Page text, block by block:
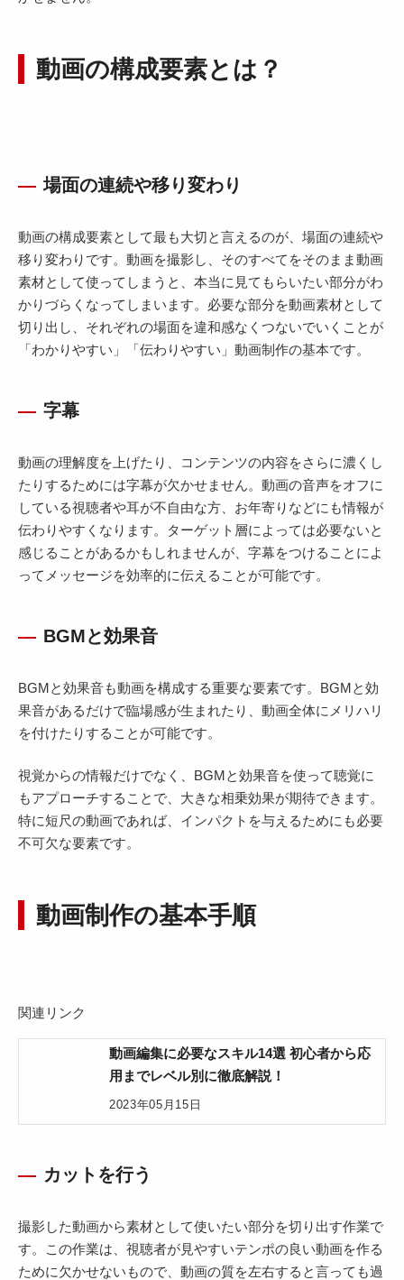
動画の構成要素とは？
場面の連続や移り変わり
動画の構成要素として最も大切と言えるのが、場面の連続や
移り変わりです。動画を撮影し、そのすべてをそのまま動画
素材として使ってしまうと、本当に見てもらいたい部分がわ
かりづらくなってしまいます。必要な部分を動画素材として
切り出し、それぞれの場面を違和感なくつないでいくことが
「わかりやすい」「伝わりやすい」動画制作の基本です。
字幕
動画の理解度を上げたり、コンテンツの内容をさらに濃くし
たりするためには字幕が欠かせません。動画の音声をオフに
している視聴者や耳が不自由な方、お年寄りなどにも情報が
伝わりやすくなります。ターゲット層によっては必要ないと
感じることがあるかもしれませんが、字幕をつけることによ
ってメッセージを効率的に伝えることが可能です。
BGMと効果音
BGMと効果音も動画を構成する重要な要素です。BGMと効
果音があるだけで臨場感が生まれたり、動画全体にメリハリ
を付けたりすることが可能です。
視覚からの情報だけでなく、BGMと効果音を使って聴覚に
もアプローチすることで、大きな相乗効果が期待できます。
特に短尺の動画であれば、インパクトを与えるためにも必要
不可欠な要素です。
動画制作の基本手順
関連リンク
動画編集に必要なスキル14選 初心者から応
用までレベル別に徹底解説！
2023年05月15日
カットを行う
撮影した動画から素材として使いたい部分を切り出す作業で
す。この作業は、視聴者が見やすいテンポの良い動画を作る
ために欠かせないもので、動画の質を左右すると言っても過